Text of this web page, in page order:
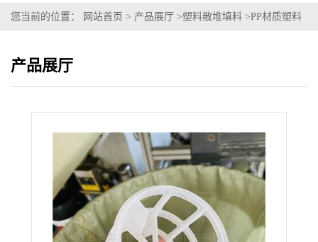
您当前的位置： 网站首页 > 产品展厅 >塑料散堆填料 >PP材质塑料
产品展厅